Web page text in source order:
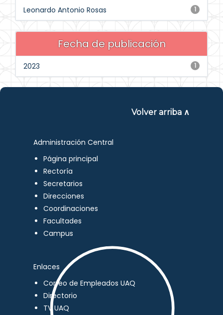
1
Leonardo Antonio Rosas
Fecha de publicación
1
2023
Volver arriba ∧
Administración Central
Página principal
Rectoría
Secretarios
Direcciones
Coordinaciones
Facultades
Campus
Enlaces
Correo de Empleados UAQ
Directorio
TV UAQ